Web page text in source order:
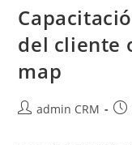
del cliente
map
admin CRM